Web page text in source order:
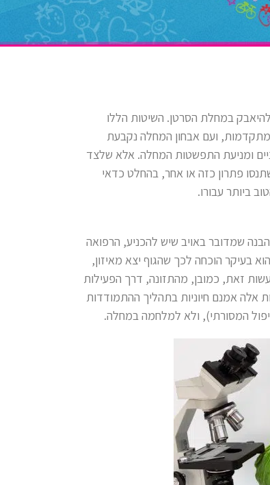
במחלת הסרטן. השיטות הללו
מתקדמות, ועם אבחון המחלה נקבעת
ומניעת התפשטות המחלה. אלא שלצד
פתרון כזה או אחר, בהחלט כדאי
ביותר עבורו.
שמדובר באויב שיש להכניע, הרפואה
בעיקר הוכחה לכך שהגוף יצא מאיזון,
זאת, כמובן, מהתזונה, דרך הפעילות
אלה אמנם חיוניות בתהליך ההתמודדות
המסורתי), ולא למלחמה במחלה.